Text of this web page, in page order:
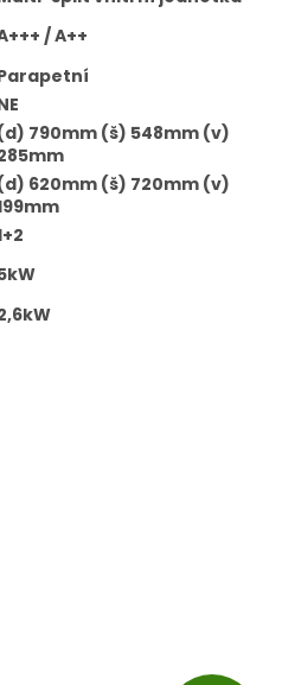
/ A++
790mm (š) 548mm (v)
620mm (š) 720mm (v)